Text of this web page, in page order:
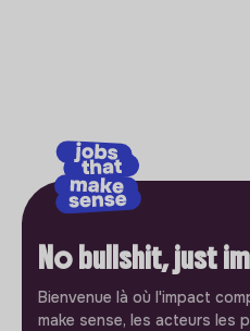
No bullshit, just
Bienvenue là où l'impact
make sense, les acteurs les